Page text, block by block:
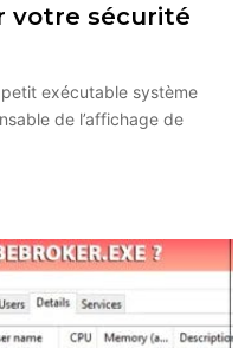
votre sécurité
exécutable système
de l’affichage de